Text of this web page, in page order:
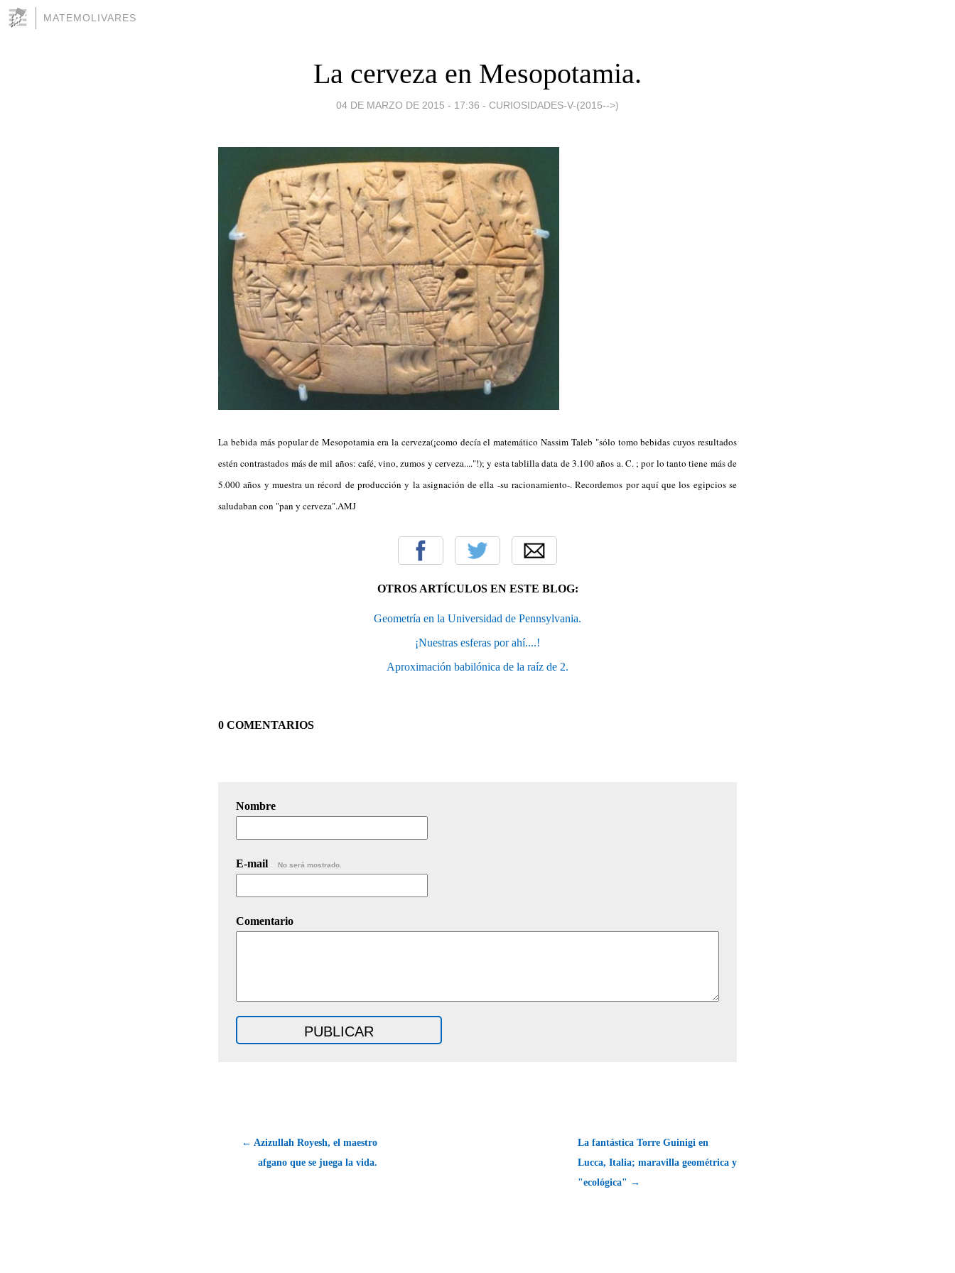
MATEMOLIVARES
La cerveza en Mesopotamia.
04 DE MARZO DE 2015 - 17:36 - CURIOSIDADES-V-(2015-->)
La bebida más popular de Mesopotamia era la cerveza(¡como decía el matemático Nassim Taleb "sólo tomo bebidas cuyos resultados
estén contrastados más de mil años: café, vino, zumos y cerveza...."!); y esta tablilla data de 3.100 años a. C. ; por lo tanto tiene más de
5.000 años y muestra un récord de producción y la asignación de ella -su racionamiento-. Recordemos por aquí que los egipcios se
saludaban con "pan y cerveza".AMJ
OTROS ARTÍCULOS EN ESTE BLOG:
Geometría en la Universidad de Pennsylvania.
¡Nuestras esferas por ahí....!
Aproximación babilónica de la raíz de 2.
0 COMENTARIOS
Nombre
E-mail No será mostrado.
Comentario
← Azizullah Royesh, el maestro
afgano que se juega la vida.
La fantástica Torre Guinigi en
Lucca, Italia; maravilla geométrica y
"ecológica" →